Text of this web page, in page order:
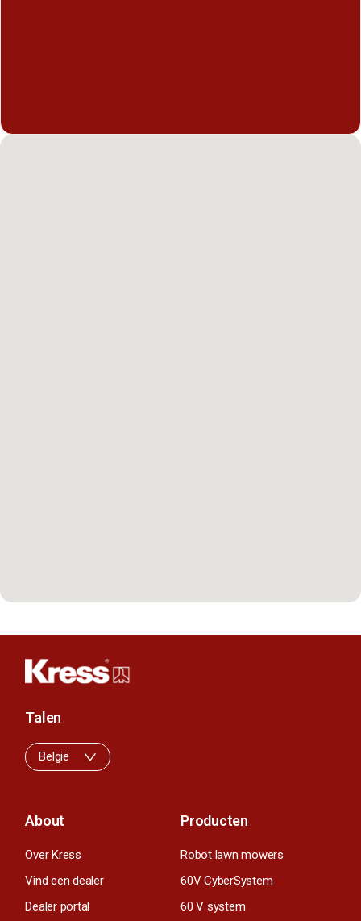
About
Over Kress
Vind een dealer
Dealer portal
Producten
Robot lawn mowers
60V CyberSystem
60 V system
Talen
België